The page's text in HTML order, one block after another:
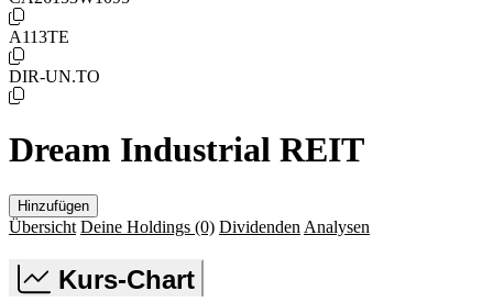
A113TE
DIR-UN.TO
Dream Industrial REIT
Hinzufügen
Übersicht Deine Holdings (0) Dividenden Analysen
Kurs-Chart